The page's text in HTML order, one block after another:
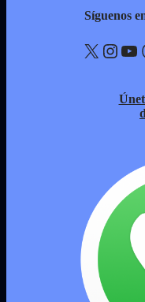
Síguenos
X Instagram YouTube Threads